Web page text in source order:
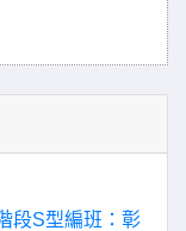
段S型編班：彰